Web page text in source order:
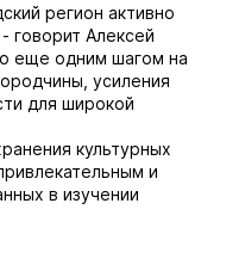
регион активно
говорит Алексей
еще одним шагом на
усиления
для широкой
культурных
и
в изучении